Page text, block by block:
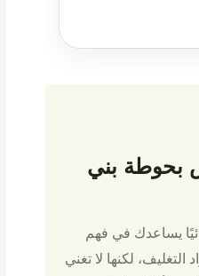
بحوطة بني
يساعدك في فهم
التغليف، لكنها لا تغني